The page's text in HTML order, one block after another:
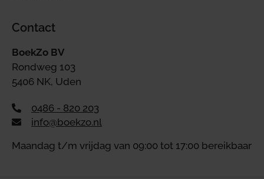
Contact
BoekZo BV
Rondweg 103
5406 NK, Uden
0486 - 820 203
info@boekzo.nl
Maandag t/m vrijdag van 09:00 tot 17:00 bereikbaar